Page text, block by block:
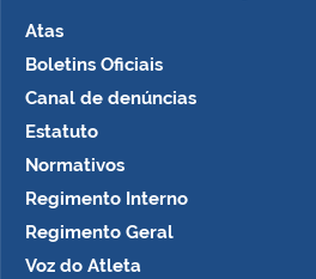
Atas
Boletins Oficiais
Canal de denúncias
Estatuto
Normativos
Regimento Interno
Regimento Geral
Voz do Atleta